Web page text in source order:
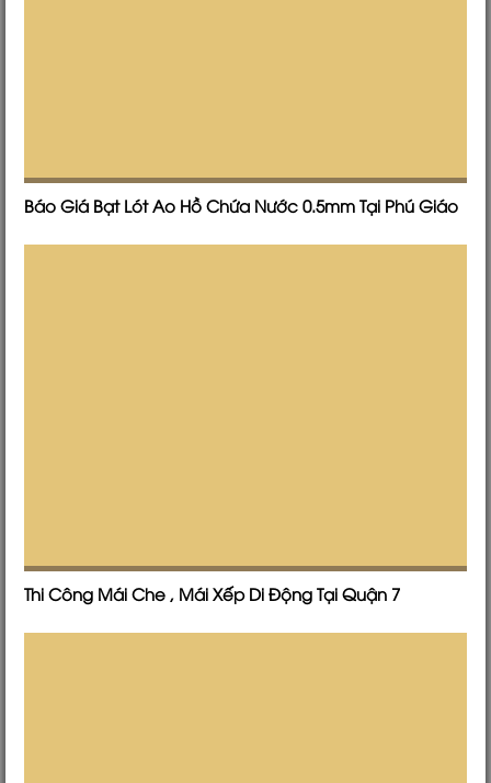
Báo Giá Bạt Lót Ao Hồ Chứa Nước 0.5mm Tại Phú Giáo
Thi Công Mái Che , Mái Xếp Di Động Tại Quận 7